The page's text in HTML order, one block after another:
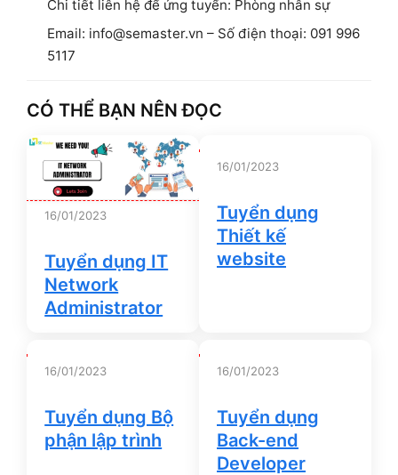
Chi tiết liên hệ để ứng tuyển: Phòng nhân sự
Email: info@semaster.vn – Số điện thoại: 091 996
5117
CÓ THỂ BẠN NÊN ĐỌC
16/01/2023
Tuyển dụng IT
Network
Administrator
16/01/2023
Tuyển dụng
Thiết kế
website
16/01/2023
Tuyển dụng Bộ
phận lập trình
16/01/2023
Tuyển dụng
Back-end
Developer